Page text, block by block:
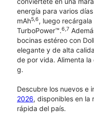
energía para varios
mAh5,6, luego
TurboPower™.6,7
bocinas estéreo con
elegante y de alta
de por vida. Alimenta
g.
Descubre los nuevos e
2026, disponibles en la
rápida del país.